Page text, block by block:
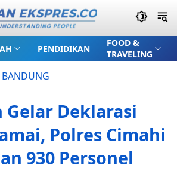
PENDIDIKAN
FOOD &
TRAVELING
BANDUNG
Gelar Deklarasi
Polres Cimahi
930 Personel